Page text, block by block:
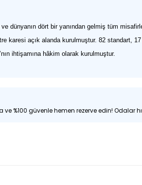
dört bir yanından gelmiş tüm
karesi açık alanda kurulmuştur. 82 standart,
ihtişamına hâkim olarak kurulmuştur.
%100 güvenle hemen rezerve edin! Odalar